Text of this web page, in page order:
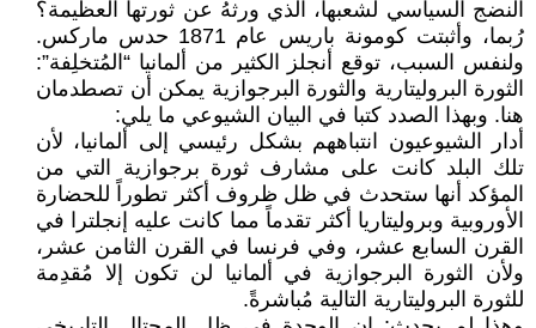
النضج السياسي لشعبها، الذي ورثهُ عن ثورتها العظيمة؟
رُبما، وأثبتت كومونة باريس عام 1871 حدس ماركس.
ولنفس السبب، توقع أنجلز الكثير من ألمانيا “المُتخلِفة”:
الثورة البروليتارية والثورة البرجوازية يمكن أن تصطدمان
هنا. وبهذا الصدد كتبا في البيان الشيوعي ما يلي:
أدار الشيوعيون انتباههم بشكل رئيسي إلى ألمانيا، لأن
تلك البلد كانت على مشارف ثورة برجوازية التي من
المؤكد أنها ستحدث في ظل ظروف أكثر تطوراً للحضارة
الأوروبية وبروليتاريا أكثر تقدماً مما كانت عليه إنجلترا في
القرن السابع عشر، وفي فرنسا في القرن الثامن عشر،
ولأن الثورة البرجوازية في ألمانيا لن تكون إلا مُقدِمة
للثورة البروليتارية التالية مُباشرةً.